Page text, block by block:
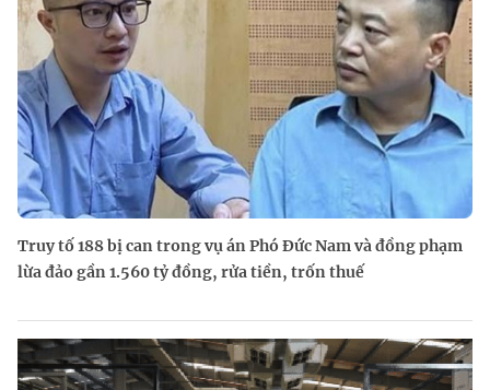
Truy tố 188 bị can trong vụ án Phó Đức Nam và đồng phạm
lừa đảo gần 1.560 tỷ đồng, rửa tiền, trốn thuế